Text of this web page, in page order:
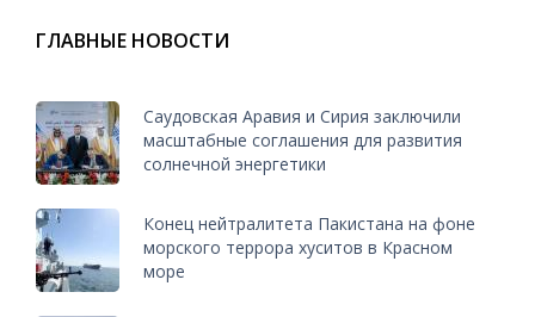
ГЛАВНЫЕ НОВОСТИ
Саудовская Аравия и Сирия заключили
масштабные соглашения для развития
солнечной энергетики
Конец нейтралитета Пакистана на фоне
морского террора хуситов в Красном
море